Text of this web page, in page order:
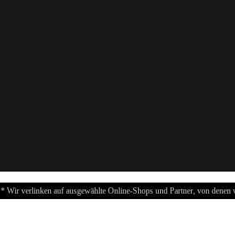
* Wir verlinken auf ausgewählte Online-Shops und Partner, von denen